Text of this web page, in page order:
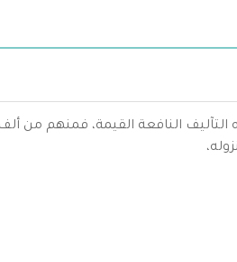
التآليف النافعة القيمة، فمنهم من